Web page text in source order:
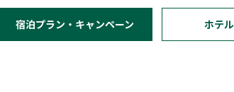
宿泊プラン・キャンペーン ホテ